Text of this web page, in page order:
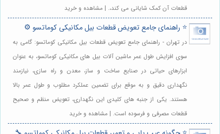
قطعات آن کمک شایانی می کند،. | مشاهده و خرید
⭐️ راهنمای جامع تعویض قطعات بیل مکانیکی کوماتسو ⚙️
در تهران - راهنمای جامع تعویض قطعات بیل مکانیکی کوماتسو: گامی به
سوی افزایش طول عمر ماشین آلات بیل های مکانیکی کوماتسو، به عنوان
ابزارهای حیاتی در صنایع ساخت و ساز، معدن و راه سازی، نیازمند
نگهداری دقیق و به موقع برای تضمین عملکرد مطلوب و طول عمر بالا
هستند. یکی از جنبه های کلیدی این نگهداری، تعویض منظم و صحیح
قطعات مصرفی و فرسوده است. | مشاهده و خرید